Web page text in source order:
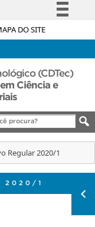
DO SITE
à informação
Canais
(CDTec)
Ciência e
Regular 2020/1
2020/1